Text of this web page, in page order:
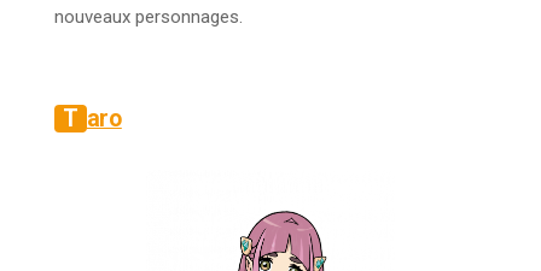
nouveaux personnages.
Taro